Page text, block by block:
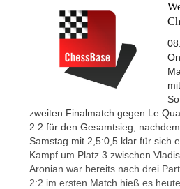
zweiten Finalmatch gegen Le
2:2 für den Gesamtsieg,
Samstag mit 2,5:0,5 klar für sich
Kampf um Platz 3 zwischen
Aronian war bereits nach drei
2:2 im ersten Match hieß es